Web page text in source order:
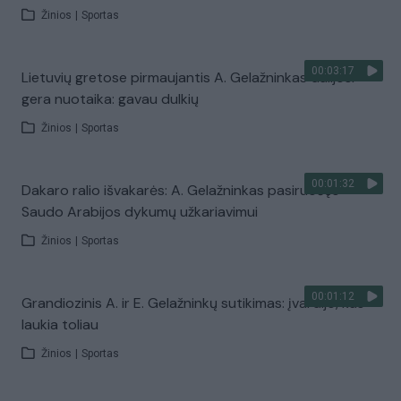
Žinios Sportas
00:03:17
Lietuvių gretose pirmaujantis A. Gelažninkas dalijosi
gera nuotaika: gavau dulkių
Žinios Sportas
00:01:32
Dakaro ralio išvakarės: A. Gelažninkas pasiruošęs
Saudo Arabijos dykumų užkariavimui
Žinios Sportas
00:01:12
Grandiozinis A. ir E. Gelažninkų sutikimas: įvardijo, kas
laukia toliau
Žinios Sportas